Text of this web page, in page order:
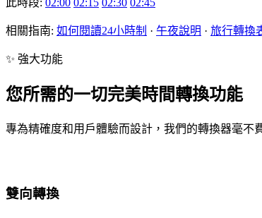
相關指南: 如何閱讀24小時制 · 午夜說明 · 旅行轉換
✨ 強大功能
您所需的一切完美時間轉換功能
專為精確度和用戶體驗而設計，我們的轉換器毫不
雙向轉換